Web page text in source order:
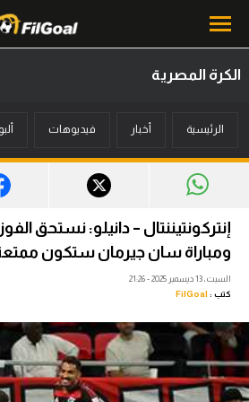
أخبار
ميركاتو
فانتازي في الجول
مسابقة التوقعات
فيديوهات
عدسات
الكرة المصرية
الرئيسية أخبار فيديوهات
إنتركونتيننتال – دانيلو: نستحق
ومباراة سان جيرمان ستكون
السبت، 13 ديسمبر 2025 - 21:26
كتب : FilGoal